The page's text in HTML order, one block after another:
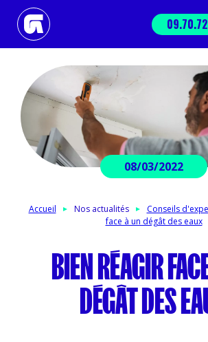
08/03/2022
Accueil Nos actualités Conseils
face à un dégât des eaux
BIEN RÉAGIR
DÉGÂT DES